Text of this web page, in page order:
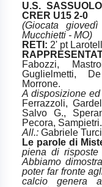
U.S.
CRER U15 2-0
(Giocata
Mucchietti - MO)
RETI: 2' pt
Fabozzi,
Guglielmetti,
Morrone.
A disposizione
Ferrazzoli,
Salvo G.,
Pecora, Sampietri.
All.: Gabriele
Le parole di
piena di
Abbiamo
poter far fronte
calcio genera